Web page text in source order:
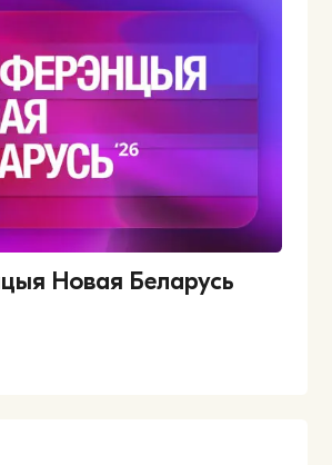
Новая Беларусь